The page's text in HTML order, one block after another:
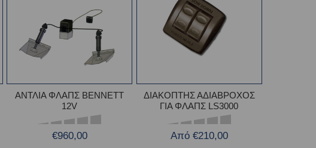
ΑΝΤΛΙΑ ΦΛΑΠΣ BENNETT
12V
€960,00
ΔΙΑΚΟΠΤΗΣ ΑΔΙΑΒΡΟΧΟΣ
ΓΙΑ ΦΛΑΠΣ LS3000
Από €210,00